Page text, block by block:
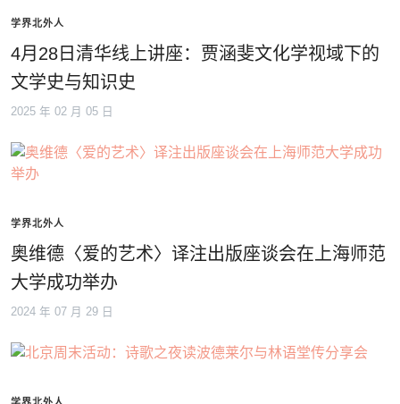
学界北外人
4月28日清华线上讲座：贾涵斐文化学视域下的
文学史与知识史
2025 年 02 月 05 日
学界北外人
奥维德〈爱的艺术〉译注出版座谈会在上海师范
大学成功举办
2024 年 07 月 29 日